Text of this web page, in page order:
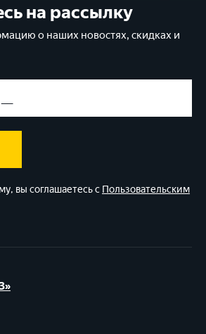
на рассылку
о наших новостях, скидках и
вы соглашаетесь с Пользовательским